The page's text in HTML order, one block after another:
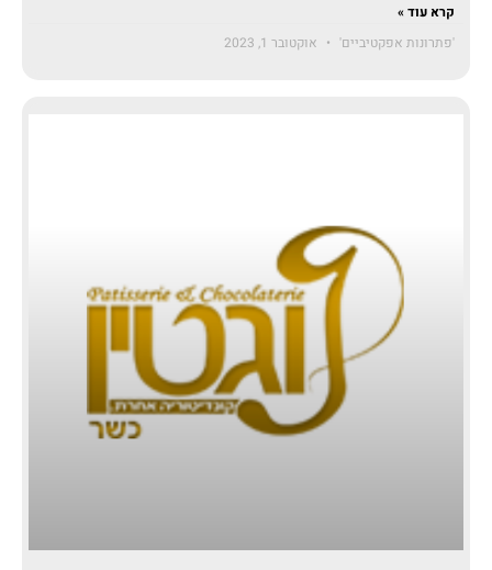
קרא עוד »
'פתרונות אפקטיביים'
אוקטובר 1, 2023